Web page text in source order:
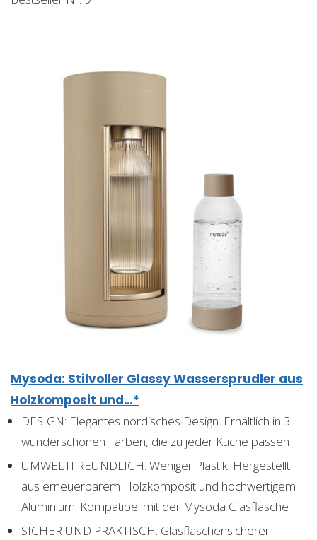
Mysoda: Stilvoller Glassy Wassersprudler aus
Holzkomposit und…*
DESIGN: Elegantes nordisches Design. Erhältlich in 3
wunderschönen Farben, die zu jeder Küche passen
UMWELTFREUNDLICH: Weniger Plastik! Hergestellt
aus erneuerbarem Holzkomposit und hochwertigem
Aluminium. Kompatibel mit der Mysoda Glasflasche
SICHER UND PRAKTISCH: Glasflaschensicherer